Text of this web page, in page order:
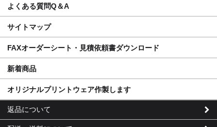
よくある質問Q＆A
サイトマップ
FAXオーダーシート・見積依頼書ダウンロード
新着商品
オリジナルプリントウェア作製します
返品について